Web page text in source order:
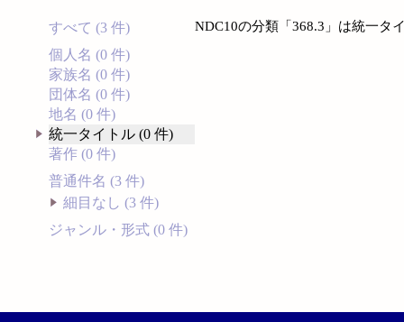
すべて (3 件)
個人名 (0 件)
家族名 (0 件)
団体名 (0 件)
地名 (0 件)
統一タイトル (0 件)
著作 (0 件)
普通件名 (3 件)
細目なし (3 件)
ジャンル・形式 (0 件)
NDC10の分類「368.3」は統一タ